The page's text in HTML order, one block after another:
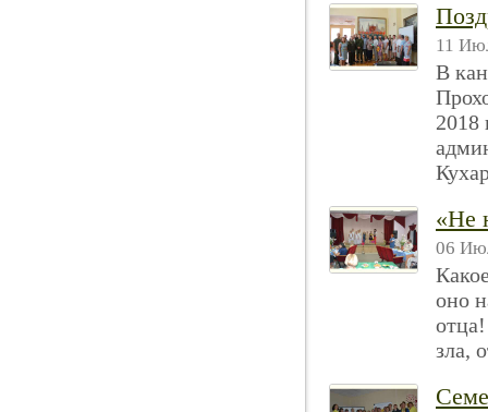
11
В
2018
«Не
06
оно
зла,